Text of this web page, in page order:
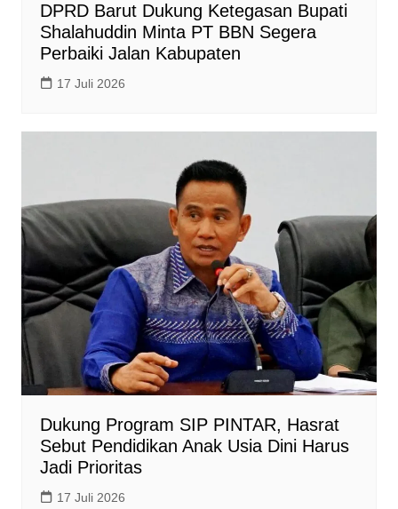
DPRD Barut Dukung Ketegasan Bupati
Shalahuddin Minta PT BBN Segera
Perbaiki Jalan Kabupaten
17 Juli 2026
Dukung Program SIP PINTAR, Hasrat
Sebut Pendidikan Anak Usia Dini Harus
Jadi Prioritas
17 Juli 2026